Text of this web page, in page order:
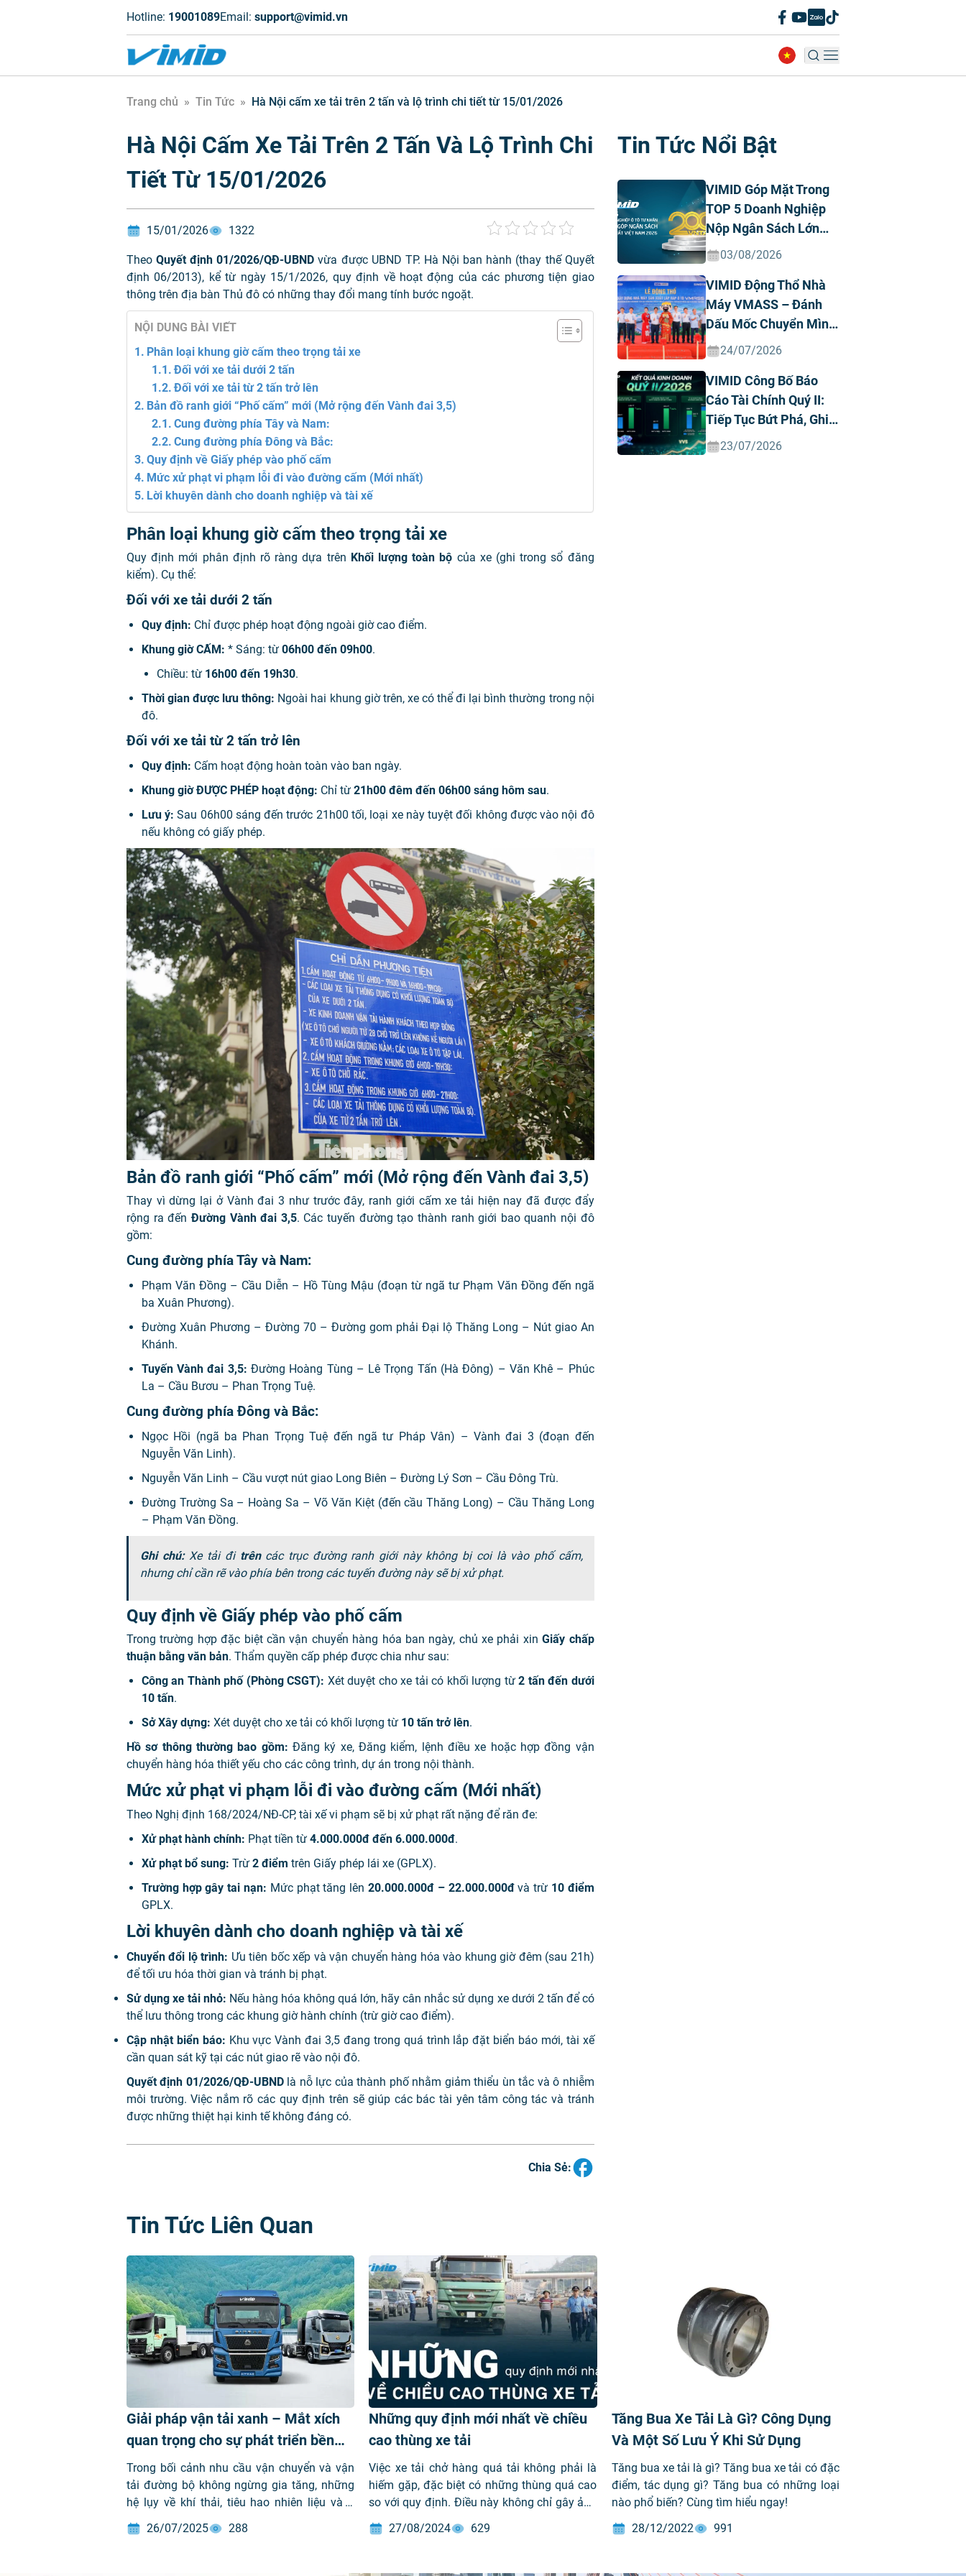
Hotline: 19001089Email: support@vimid.vn
Trang chủ » Tin Tức » Hà Nội cấm xe tải trên 2 tấn và lộ trình chi tiết từ 15/01/2026
Hà Nội Cấm Xe Tải Trên 2 Tấn Và Lộ Trình Chi
Tiết Từ 15/01/2026
15/01/2026 1322
TheoQuyết định 01/2026/QĐ-UBND vừa được UBND TP. Hà Nội ban hành (thay thế Quyết
định 06/2013), kể từ ngày 15/1/2026, quy định về hoạt động của các phương tiện giao
thông trên địa bàn Thủ đô có những thay đổi mang tính bước ngoặt.
NỘI DUNG BÀI VIẾT
Phân loại khung giờ cấm theo trọng tải xe
Đối với xe tải dưới 2 tấn
Đối với xe tải từ 2 tấn trở lên
Bản đồ ranh giới “Phố cấm” mới (Mở rộng đến Vành đai 3,5)
Cung đường phía Tây và Nam:
Cung đường phía Đông và Bắc:
Quy định về Giấy phép vào phố cấm
Mức xử phạt vi phạm lỗi đi vào đường cấm (Mới nhất)
Lời khuyên dành cho doanh nghiệp và tài xế
Phân loại khung giờ cấm theo trọng tải xe
Quy định mới phân định rõ ràng dựa trên Khối lượng toàn bộ của xe (ghi trong sổ đăng
kiểm). Cụ thể:
Đối với xe tải dưới 2 tấn
Quy định: Chỉ được phép hoạt động ngoài giờ cao điểm.
Khung giờ CẤM: * Sáng: từ 06h00 đến 09h00.
Chiều: từ 16h00 đến 19h30.
Thời gian được lưu thông: Ngoài hai khung giờ trên, xe có thể đi lại bình thường trong nội
đô.
Đối với xe tải từ 2 tấn trở lên
Quy định: Cấm hoạt động hoàn toàn vào ban ngày.
Khung giờ ĐƯỢC PHÉP hoạt động: Chỉ từ 21h00 đêm đến 06h00 sáng hôm sau.
Lưu ý: Sau 06h00 sáng đến trước 21h00 tối, loại xe này tuyệt đối không được vào nội đô
nếu không có giấy phép.
Bản đồ ranh giới “Phố cấm” mới (Mở rộng đến Vành đai 3,5)
Thay vì dừng lại ở Vành đai 3 như trước đây, ranh giới cấm xe tải hiện nay đã được đẩy
rộng ra đếnĐường Vành đai 3,5. Các tuyến đường tạo thành ranh giới bao quanh nội đô
gồm:
Cung đường phía Tây và Nam:
Phạm Văn Đồng – Cầu Diễn – Hồ Tùng Mậu (đoạn từ ngã tư Phạm Văn Đồng đến ngã
ba Xuân Phương).
Đường Xuân Phương – Đường 70 – Đường gom phải Đại lộ Thăng Long – Nút giao An
Khánh.
Tuyến Vành đai 3,5: Đường Hoàng Tùng – Lê Trọng Tấn (Hà Đông) – Văn Khê – Phúc
La – Cầu Bươu – Phan Trọng Tuệ.
Cung đường phía Đông và Bắc:
Ngọc Hồi (ngã ba Phan Trọng Tuệ đến ngã tư Pháp Vân) – Vành đai 3 (đoạn đến
Nguyễn Văn Linh).
Nguyễn Văn Linh – Cầu vượt nút giao Long Biên – Đường Lý Sơn – Cầu Đông Trù.
Đường Trường Sa – Hoàng Sa – Võ Văn Kiệt (đến cầu Thăng Long) – Cầu Thăng Long
– Phạm Văn Đồng.
Ghi chú:Xe tải đi trêncác trục đường ranh giới này không bị coi là vào phố cấm,
nhưng chỉ cần rẽ vào phía bên trong các tuyến đường này sẽ bị xử phạt.
Quy định về Giấy phép vào phố cấm
Trong trường hợp đặc biệt cần vận chuyển hàng hóa ban ngày, chủ xe phải xinGiấy chấp
thuận bằng văn bản. Thẩm quyền cấp phép được chia như sau:
Công an Thành phố (Phòng CSGT): Xét duyệt cho xe tải có khối lượng từ2 tấn đến dưới
10 tấn.
Sở Xây dựng: Xét duyệt cho xe tải có khối lượng từ 10 tấn trở lên.
Hồ sơ thông thường bao gồm: Đăng ký xe, Đăng kiểm, lệnh điều xe hoặc hợp đồng vận
chuyển hàng hóa thiết yếu cho các công trình, dự án trong nội thành.
Mức xử phạt vi phạm lỗi đi vào đường cấm (Mới nhất)
Theo Nghị định 168/2024/NĐ-CP, tài xế vi phạm sẽ bị xử phạt rất nặng để răn đe:
Xử phạt hành chính: Phạt tiền từ 4.000.000đ đến 6.000.000đ.
Xử phạt bổ sung: Trừ 2 điểm trên Giấy phép lái xe (GPLX).
Trường hợp gây tai nạn: Mức phạt tăng lên 20.000.000đ – 22.000.000đvà trừ 10 điểm
GPLX.
Lời khuyên dành cho doanh nghiệp và tài xế
Chuyển đổi lộ trình: Ưu tiên bốc xếp và vận chuyển hàng hóa vào khung giờ đêm (sau 21h)
để tối ưu hóa thời gian và tránh bị phạt.
Sử dụng xe tải nhỏ: Nếu hàng hóa không quá lớn, hãy cân nhắc sử dụng xe dưới 2 tấn để có
thể lưu thông trong các khung giờ hành chính (trừ giờ cao điểm).
Cập nhật biển báo: Khu vực Vành đai 3,5 đang trong quá trình lắp đặt biển báo mới, tài xế
cần quan sát kỹ tại các nút giao rẽ vào nội đô.
Quyết định 01/2026/QĐ-UBNDlà nỗ lực của thành phố nhằm giảm thiểu ùn tắc và ô nhiễm
môi trường. Việc nắm rõ các quy định trên sẽ giúp các bác tài yên tâm công tác và tránh
được những thiệt hại kinh tế không đáng có.
Chia Sẻ:
Tin Tức Nổi Bật
VIMID Góp Mặt Trong
TOP 5 Doanh Nghiệp
Nộp Ngân Sách Lớn
Nhất Việt Nam Năm
Nhân
03/08/2026
VIMID Động Thổ Nhà
Máy VMASS – Đánh
Dấu Mốc Chuyển Mình
Chiến Lược
24/07/2026
VIMID Công Bố Báo
Cáo Tài Chính Quý II:
Tiếp Tục Bứt Phá, Ghi
Nhận Doanh Thu Và
23/07/2026
Tin Tức Liên Quan
Giải pháp vận tải xanh – Mắt xích
quan trọng cho sự phát triển bền
vững
Trong bối cảnh nhu cầu vận chuyển và vận
tải đường bộ không ngừng gia tăng, những
hệ lụy về khí thải, tiêu hao nhiên liệu và ô
nhiễm môi trường đang trở thành thách thức
lớn đối với mục tiêu phát triển bền vững toàn
hệ thống giao thông vận tải thân thiện với
26/07/2025 288
Những quy định mới nhất về chiều
cao thùng xe tải
Việc xe tải chở hàng quá tải không phải là
hiếm gặp, đặc biệt có những thùng quá cao
so với quy định. Điều này không chỉ gây ảnh
hưởng đến an toàn giao thông mà còn tiềm
ẩn nhiều nguy hiểm khác. Để tránh bị phạt
27/08/2024 629
Tăng Bua Xe Tải Là Gì? Công Dụng
Và Một Số Lưu Ý Khi Sử Dụng
Tăng bua xe tải là gì? Tăng bua xe tải có đặc
điểm, tác dụng gì? Tăng bua có những loại
nào phổ biến? Cùng tìm hiểu ngay!
28/12/2022
991